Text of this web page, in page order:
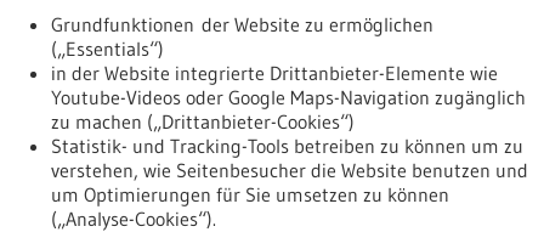
Nach oben
Grundfunktionen der Website zu ermöglichen
(„Essentials“)
in der Website integrierte Drittanbieter-Elemente wie
Youtube-Videos oder Google Maps-Navigation zugänglich
zu machen („Drittanbieter-Cookies“)
Statistik- und Tracking-Tools betreiben zu können um zu
verstehen, wie Seitenbesucher die Website benutzen und
um Optimierungen für Sie umsetzen zu können
(„Analyse-Cookies“).